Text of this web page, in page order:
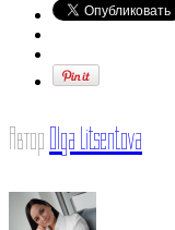
Автор Olga Litsentova